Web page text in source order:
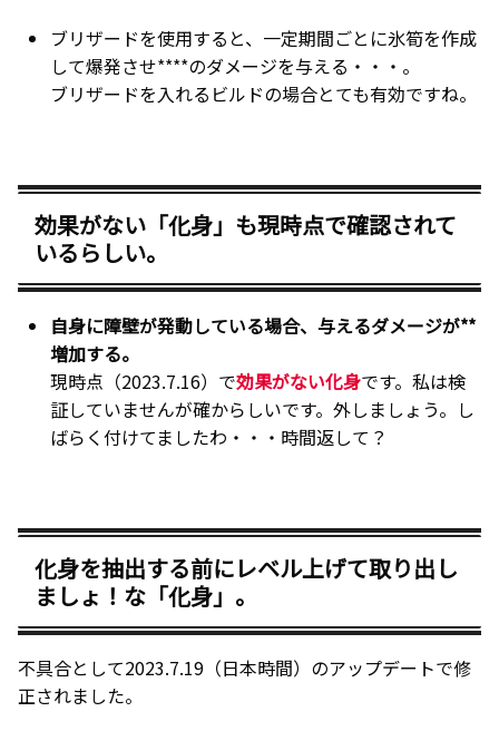
ブリザードを使用すると、一定期間ごとに氷筍を作成
して爆発させ****のダメージを与える・・・。
ブリザードを入れるビルドの場合とても有効ですね。
効果がない「化身」も現時点で確認されて
いるらしい。
自身に障壁が発動している場合、与えるダメージが**
増加する。
現時点（2023.7.16）で効果がない化身です。私は検
証していませんが確からしいです。外しましょう。し
ばらく付けてましたわ・・・時間返して？
化身を抽出する前にレベル上げて取り出し
ましょ！な「化身」。
不具合として2023.7.19（日本時間）のアップデートで修
正されました。